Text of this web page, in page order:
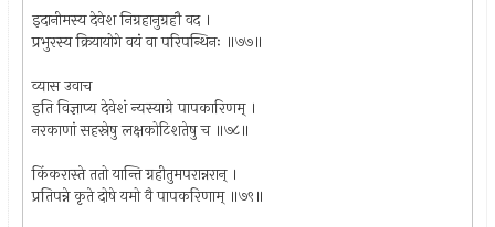
इदानीमस्य देवेश निग्रहानुग्रहौ वद ।
प्रभुरस्य क्रियायोगे वयं वा परिपन्थिनः ॥७७॥
व्यास उवाच
इति विज्ञाप्य देवेशं न्यस्याग्रे पापकारिणम् ।
नरकाणां सहस्रेषु लक्षकोटिशतेषु च ॥७८॥
किंकरास्ते ततो यान्ति ग्रहीतुमपरान्नरान् ।
प्रतिपन्ने कृते दोषे यमो वै पापकरिणाम् ॥७९॥